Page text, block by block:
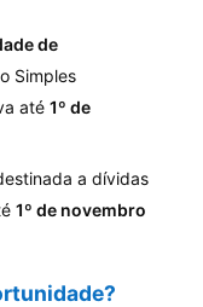
de
Simples
até 1º de
a dívidas
1º de novembro